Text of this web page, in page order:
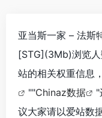
亚当斯一家 – 法斯
[STG](3Mb)浏览
站的相关权重信息
""Chinaz数据
"
议大家请以爱站数